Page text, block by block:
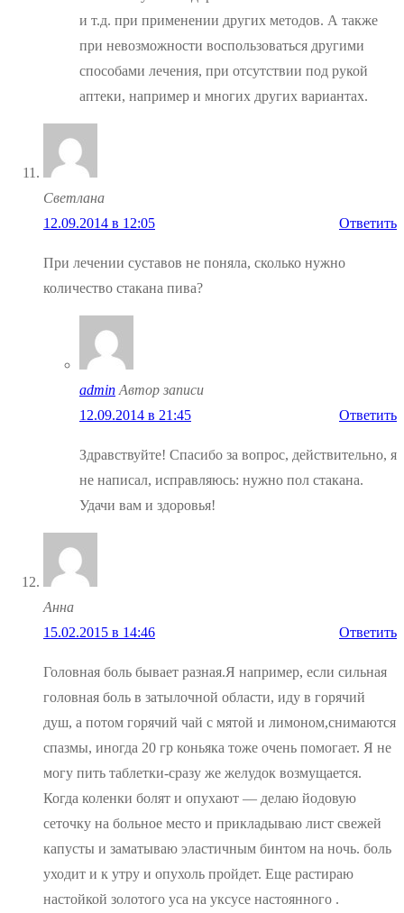
и т.д. при применении других методов. А также
при невозможности воспользоваться другими
способами лечения, при отсутствии под рукой
аптеки, например и многих других вариантах.
Светлана
12.09.2014 в 12:05
Ответить
При лечении суставов не поняла, сколько нужно
количество стакана пива?
admin Автор записи
12.09.2014 в 21:45
Ответить
Здравствуйте! Спасибо за вопрос, действительно, я
не написал, исправляюсь: нужно пол стакана.
Удачи вам и здоровья!
Анна
15.02.2015 в 14:46
Ответить
Головная боль бывает разная.Я например, если сильная
головная боль в затылочной области, иду в горячий
душ, а потом горячий чай с мятой и лимоном,снимаются
спазмы, иногда 20 гр коньяка тоже очень помогает. Я не
могу пить таблетки-сразу же желудок возмущается.
Когда коленки болят и опухают — делаю йодовую
сеточку на больное место и прикладываю лист свежей
капусты и заматываю эластичным бинтом на ночь. боль
уходит и к утру и опухоль пройдет. Еще растираю
настойкой золотого уса на уксусе настоянного .